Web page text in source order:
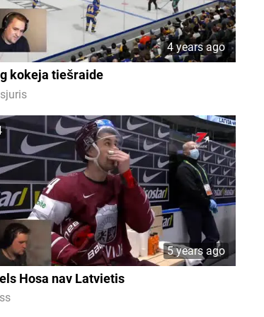
4 years ago
kokeja tiešraide
5 years ago
Hosa nav Latvietis